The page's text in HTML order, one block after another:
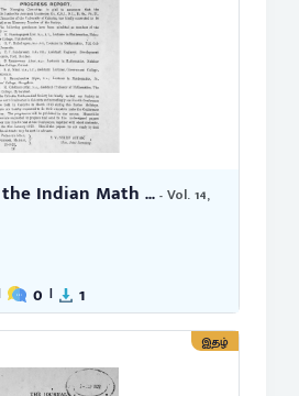
Indian Math ...- Vol. 14,
0 | 1
இதழ்